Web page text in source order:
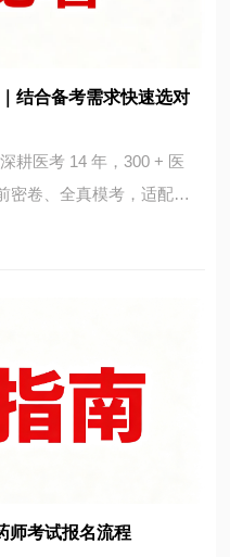
结合备考需求快速选对
耕医考 14 年，300 + 医
密卷、全真模考，适配医
师考试报名流程